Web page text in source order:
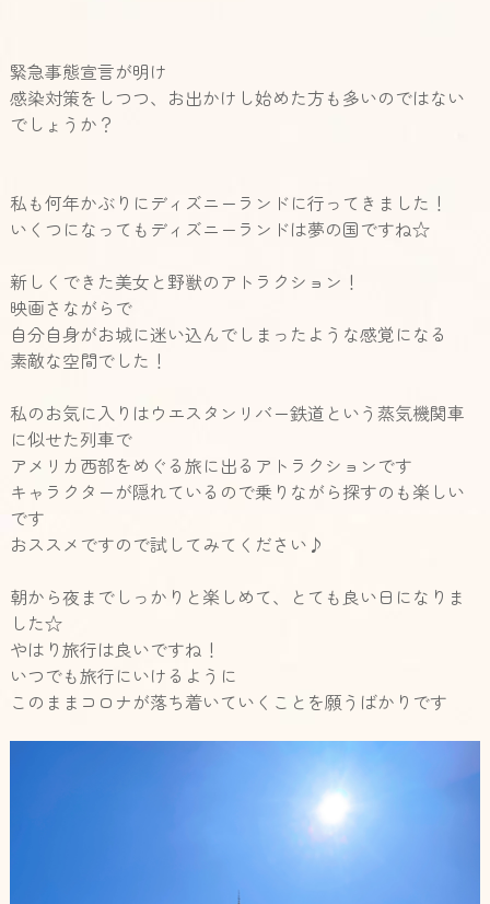
緊急事態宣言が明け
感染対策をしつつ、お出かけし始めた方も多いのではない
でしょうか？
私も何年かぶりにディズニーランドに行ってきました！
いくつになってもディズニーランドは夢の国ですね☆
新しくできた美女と野獣のアトラクション！
映画さながらで
自分自身がお城に迷い込んでしまったような感覚になる
素敵な空間でした！
私のお気に入りはウエスタンリバー鉄道という蒸気機関車
に似せた列車で
アメリカ西部をめぐる旅に出るアトラクションです
キャラクターが隠れているので乗りながら探すのも楽しい
です
おススメですので試してみてください♪
朝から夜までしっかりと楽しめて、とても良い日になりま
した☆
やはり旅行は良いですね！
いつでも旅行にいけるように
このままコロナが落ち着いていくことを願うばかりです